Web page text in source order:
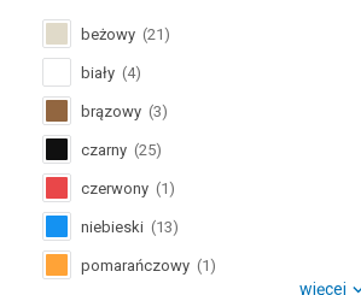
beżowy (21 )
biały (4)
brązowy (3)
czarny (25)
czerwony (1 )
niebieski (13)
pomarańczowy (1 )
więcej